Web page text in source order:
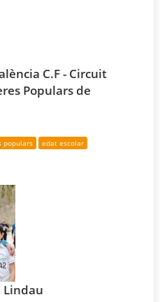
C.F - Circuit
Populars de
populars
edat escolar
Lindau